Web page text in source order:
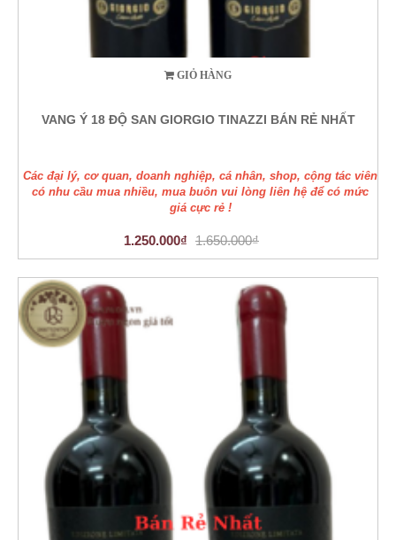
GIỎ HÀNG
VANG Ý 18 ĐỘ SAN GIORGIO TINAZZI BÁN RẺ NHẤT
Các đại lý, cơ quan, doanh nghiệp, cá nhân, shop, cộng tác viên
có nhu cầu mua nhiều, mua buôn vui lòng liên hệ để có mức
giá cực rẻ !
1.250.000₫ 1.650.000₫